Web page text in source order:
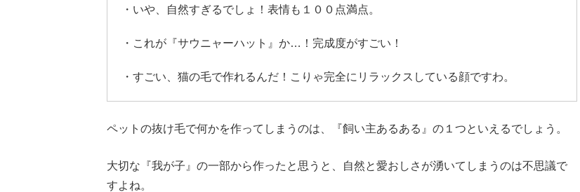
・いや、自然すぎるでしょ！表情も１００点満点。
・これが『サウニャーハット』か…！完成度がすごい！
・すごい、猫の毛で作れるんだ！こりゃ完全にリラックスしている顔ですわ。
ペットの抜け毛で何かを作ってしまうのは、『飼い主あるある』の１つといえるでしょう。
大切な『我が子』の一部から作ったと思うと、自然と愛おしさが湧いてしまうのは不思議で
すよね。